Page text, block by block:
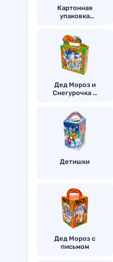
Картонная
упаковка
Дед Мороз и
Снегурочка в
Детишки
Дед Мороз с
письмом